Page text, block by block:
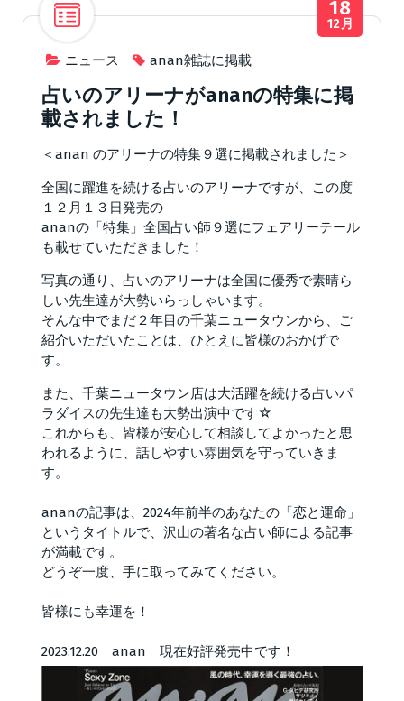
ニュース anan雑誌に掲載
18
12月
占いのアリーナがananの特集に掲
載されました！
＜anan のアリーナの特集９選に掲載されました＞
全国に躍進を続ける占いのアリーナですが、この度
１２月１３日発売の
ananの「特集」全国占い師９選にフェアリーテール
も載せていただきました！
写真の通り、占いのアリーナは全国に優秀で素晴ら
しい先生達が大勢いらっしゃいます。
そんな中でまだ２年目の千葉ニュータウンから、ご
紹介いただいたことは、ひとえに皆様のおかげで
す。
また、千葉ニュータウン店は大活躍を続ける占いパ
ラダイスの先生達も大勢出演中です☆
これからも、皆様が安心して相談してよかったと思
われるように、話しやすい雰囲気を守っていきま
す。
ananの記事は、2024年前半のあなたの「恋と運命」
というタイトルで、沢山の著名な占い師による記事
が満載です。
どうぞ一度、手に取ってみてください。
皆様にも幸運を！
2023.12.20 anan 現在好評発売中です！